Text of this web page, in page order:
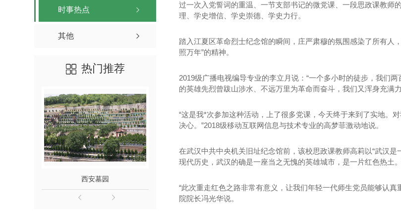
时事热点
其他
热门推荐
西安墓园
过一次入党誓词的重温、一节支部书记的微党课、一段思政课教师
理、学史增信、学史崇德、学史力行。
踏入江夏区革命烈士纪念馆的瞬间，庄严肃穆的氛围感染了所有人
照万年”的精神。
2019级广播电视编导专业的李立月说：“一个多小时的徒步，我们
的英雄先烈曾跋山涉水、不远万里为革命而奋斗，我们又浑身充满
“这是我*次参加这种活动，上了很多党课，今天终于来到了实地。
决心。”2018级移动互联网信息与技术专业的高梦菲激动地说。
在武汉中共中央机关旧址纪念馆前，该校思政课教师高莉以“武汉是
现代历史，武汉的确是一座当之无愧的英雄城市，是一片红色热土
“此次重走红色之路非常有意义，让我们年轻一代师生党员能够认
院院长冯光华说。